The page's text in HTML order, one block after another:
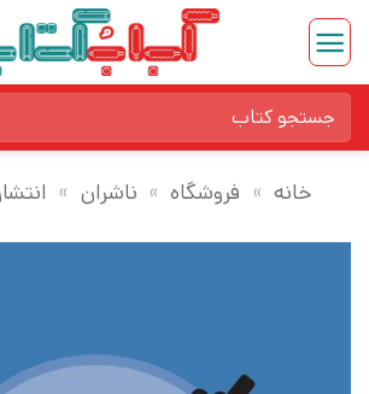
Skip
content
برای:
خانه » فروشگاه » ناشران »